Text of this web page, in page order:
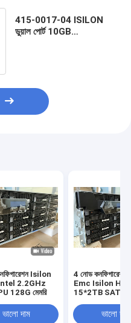
415-0017-04 ISILON
ডুয়াল পোর্ট 10GB
Isilon
2.2GHz
128G মেমরি
ভালো দাম
4 নোড
Emc Isilon
15*2TB SATA
ভালো দাম